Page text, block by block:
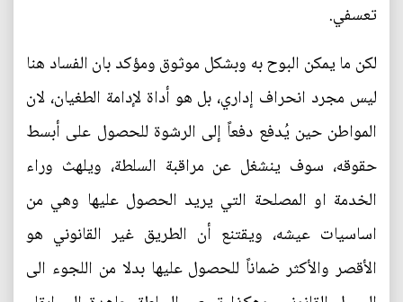
تعسفي.
لكن ما يمكن البوح به وبشكل موثوق ومؤكد بان الفساد هنا
ليس مجرد انحراف إداري، بل هو أداة لإدامة الطغيان، لان
المواطن حين يُدفع دفعاً إلى الرشوة للحصول على أبسط
حقوقه، سوف ينشغل عن مراقبة السلطة، ويلهث وراء
الخدمة او المصلحة التي يريد الحصول عليها وهي من
اساسيات عيشه، ويقتنع أن الطريق غير القانوني هو
الأقصر والأكثر ضماناً للحصول عليها بدلا من اللجوء الى